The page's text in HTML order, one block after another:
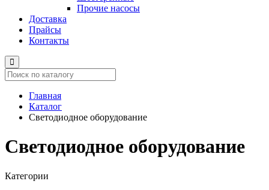
Прочие насосы
Доставка
Прайсы
Контакты
Главная
Каталог
Светодиодное оборудование
Светодиодное оборудование
Категории